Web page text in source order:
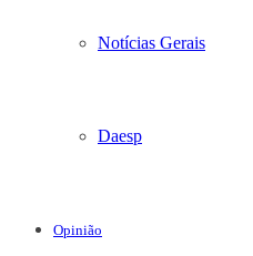
Notícias Gerais
Daesp
Opinião